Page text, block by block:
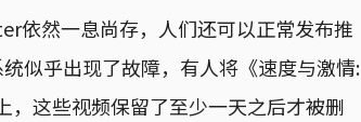
然一息尚存，人们还可以正常发布推
似乎出现了故障，有人将《速度与激情:
，这些视频保留了至少一天之后才被删